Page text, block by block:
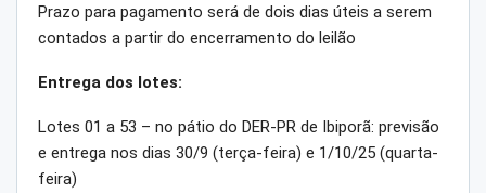
Prazo para pagamento será de dois dias úteis a serem
contados a partir do encerramento do leilão
Entrega dos lotes:
Lotes 01 a 53 – no pátio do DER-PR de Ibiporã: previsão
e entrega nos dias 30/9 (terça-feira) e 1/10/25 (quarta-
feira)